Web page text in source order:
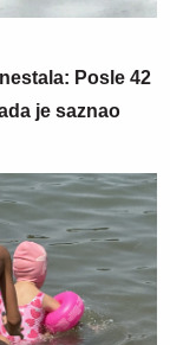
Posle 42
je saznao